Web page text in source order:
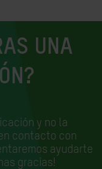
UNA
y no la
contacto con
ayudarte
gracias!